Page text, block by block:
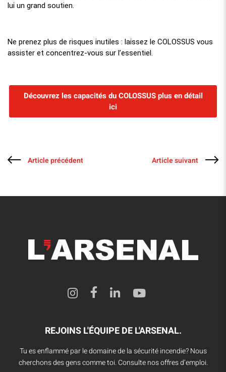
lui un grand soutien.
Ne prenez plus de risques inutiles : laissez le COLOSSUS vous
assister et concentrez-vous sur l’essentiel.
Découvrez les capacités du COLOSSUS plus en détail
ici
Article précédent Article suivant
REJOINS L'ÉQUIPE DE L'ARSENAL.
Tu es enflammé par le domaine de la sécurité incendie? Nous
cherchons des gens comme toi. Consulte nos offres d’emploi.